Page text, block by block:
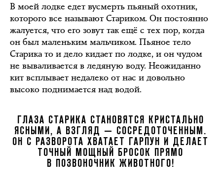
В моей лодке едет вусмерть пьяный охотник,
которого все называют Стариком. Он постоянно
жалуется, что его зовут так ещё с тех пор, когда
он был маленьким мальчиком. Пьяное тело
Старика то и дело кидает по лодке, и он чудом
не вываливается в ледяную воду. Неожиданно
кит всплывает недалеко от нас и довольно
высоко поднимается над водой.
ГЛАЗА СТАРИКА СТАНОВЯТСЯ КРИСТАЛЬНО
ЯСНЫМИ, А ВЗГЛЯД — СОСРЕДОТОЧЕННЫМ.
ОН С РАЗВОРОТА ХВАТАЕТ ГАРПУН И ДЕЛАЕТ
ТОЧНЫЙ МОЩНЫЙ БРОСОК ПРЯМО
В ПОЗВОНОЧНИК ЖИВОТНОГО!